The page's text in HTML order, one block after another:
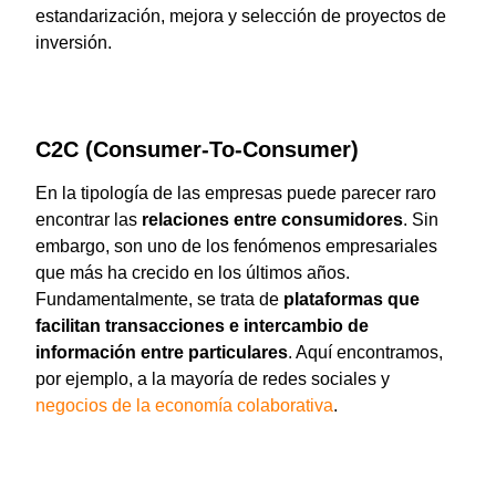
estandarización, mejora y selección de proyectos de
inversión.
C2C (Consumer-To-Consumer)
En la tipología de las empresas puede parecer raro
encontrar las relaciones entre consumidores. Sin
embargo, son uno de los fenómenos empresariales
que más ha crecido en los últimos años.
Fundamentalmente, se trata de plataformas que
facilitan transacciones e intercambio de
información entre particulares. Aquí encontramos,
por ejemplo, a la mayoría de redes sociales y
negocios de la economía colaborativa.